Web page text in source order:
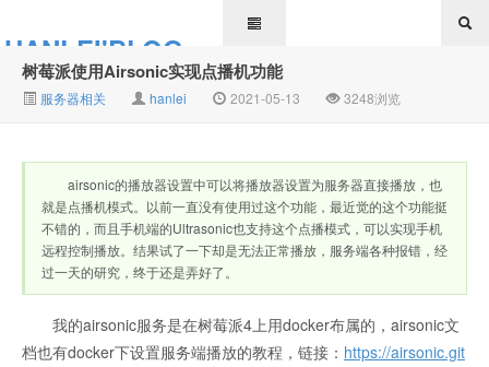
HANLEI'BLOG
树莓派使用Airsonic实现点播机功能
服务器相关 hanlei 2021-05-13 3248浏览
airsonic的播放器设置中可以将播放器设置为服务器直接播放，也
就是点播机模式。以前一直没有使用过这个功能，最近觉的这个功能挺
不错的，而且手机端的Ultrasonic也支持这个点播模式，可以实现手机
远程控制播放。结果试了一下却是无法正常播放，服务端各种报错，经
过一天的研究，终于还是弄好了。
我的airsonic服务是在树莓派4上用docker布属的，airsonic文
档也有docker下设置服务端播放的教程，链接： https://airsonic.git